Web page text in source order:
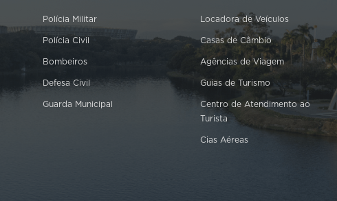
Polícia Militar
Polícia Civil
Bombeiros
Defesa Civil
Guarda Municipal
Locadora de Veículos
Casas de Câmbio
Agências de Viagem
Guias de Turismo
Centro de Atendimento ao
Turista
Cias Aéreas